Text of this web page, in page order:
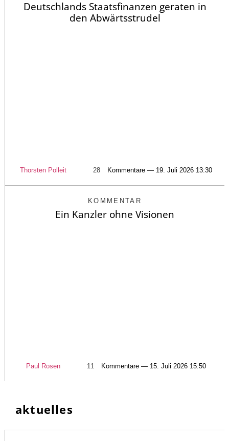
Deutschlands Staatsfinanzen geraten in
den Abwärtsstrudel
Thorsten Polleit 28 Kommentare — 19. Juli 2026 13:30
KOMMENTAR
Ein Kanzler ohne Visionen
Paul Rosen 11 Kommentare — 15. Juli 2026 15:50
aktuelles